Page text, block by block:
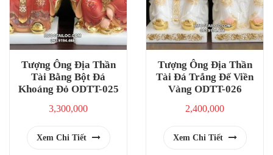
Tượng Ông Địa Thần
Tài Bằng Bột Đá
Khoáng Đỏ ODTT-025
3,300,000
Xem Chi Tiết
Tượng Ông Địa Thần
Tài Đá Trắng Đế Viền
Vàng ODTT-026
2,400,000
Xem Chi Tiết